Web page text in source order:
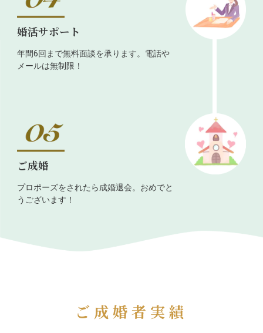
婚活サポート
年間6回まで無料面談を承ります。電話や
メールは無制限！
ご成婚
プロポーズをされたら成婚退会。おめでと
うございます！
ご成婚者実績